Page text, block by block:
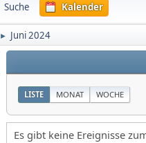
Suche Kalender
► Juni 2024
LISTE MONAT WOCHE
Es gibt keine Ereignisse